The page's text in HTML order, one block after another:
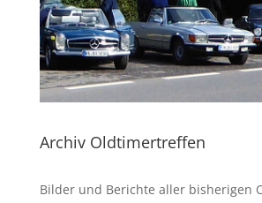
Archiv Oldtimertreffen
Bilder und Berichte aller bisherigen